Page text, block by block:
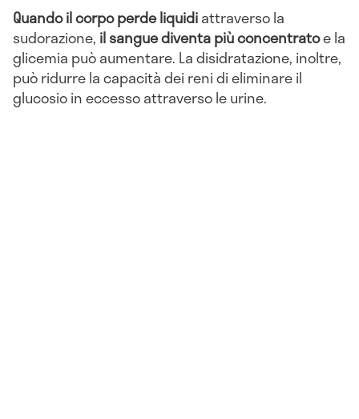
Quando il corpo perde liquidiattraverso la
sudorazione, il sangue diventa più concentratoe la
glicemia può aumentare. La disidratazione, inoltre,
può ridurre la capacità dei reni di eliminare il
glucosio in eccesso attraverso le urine.